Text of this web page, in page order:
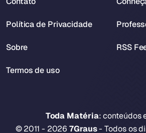
Toda Matéria: conteúdos
© 2011 - 20267Graus- Todos os
Política de Privacidade
Sobre
Termos de uso
RSS